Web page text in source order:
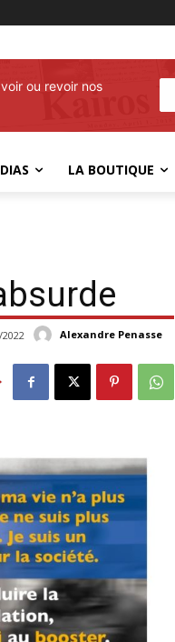
ou revoir nos
LA BOUTIQUE
Alexandre Penasse